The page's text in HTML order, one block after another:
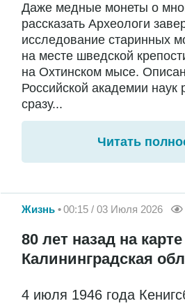
Даже медные монеты о
рассказать Археологи
исследование старинных
на месте шведской
на Охтинском мысе.
Российской академии наук
сразу...
Читать
Жизнь 00:15 / 03 Июля 2026
80 лет назад на
Калининградская
4 июля 1946 года